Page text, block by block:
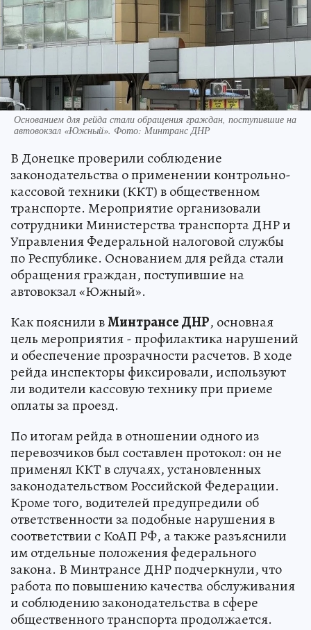
Основанием для рейда стали обращения граждан, поступившие на
автовокзал «Южный». Фото: Минтранс ДНР
В Донецке проверили соблюдение
законодательства о применении контрольно-
кассовой техники (ККТ) в общественном
транспорте. Мероприятие организовали
сотрудники Министерства транспорта ДНР и
Управления Федеральной налоговой службы
по Республике. Основанием для рейда стали
обращения граждан, поступившие на
автовокзал «Южный».
Как пояснили вМинтрансе ДНР, основная
цель мероприятия - профилактика нарушений
и обеспечение прозрачности расчетов. В ходе
рейда инспекторы фиксировали, используют
ли водители кассовую технику при приеме
оплаты за проезд.
По итогам рейда в отношении одного из
перевозчиков был составлен протокол: он не
применял ККТ в случаях, установленных
законодательством Российской Федерации.
Кроме того, водителей предупредили об
ответственности за подобные нарушения в
соответствии с КоАП РФ, а также разъяснили
им отдельные положения федерального
закона. В Минтрансе ДНР подчеркнули, что
работа по повышению качества обслуживания
и соблюдению законодательства в сфере
общественного транспорта продолжается.